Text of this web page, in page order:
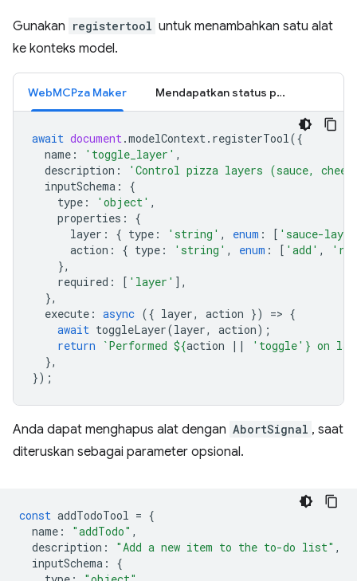
Gunakan registertool untuk menambahkan satu alat
ke konteks model.
WebMCPza Maker Mendapatkan status pesanan
await document.modelContext. registerTool({
name : 'toggle_layer' ,
description :
'Control pizza layers (sauce,
inputSchema :
{
type : 'object' ,
properties :
{
layer : { type : 'string' , enum : [ 'sauce-
action : { type : 'string' , enum : [ 'add' ,
},
required : [ 'layer' ],
},
execute : async ({ layer, action }) => {
await toggleLayer(layer, action);
return
`Performed ${action || 'toggle' } on
},
});
Anda dapat menghapus alat dengan AbortSignal , saat
diteruskan sebagai parameter opsional.
const addTodoTool = {
name : "addTodo" ,
description : "Add a new item to the to-do list" ,
inputSchema :
{